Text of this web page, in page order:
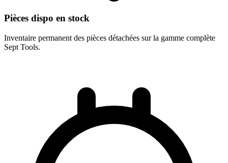
Pièces dispo en stock
Inventaire permanent des pièces détachées sur la gamme complète
Sept Tools.